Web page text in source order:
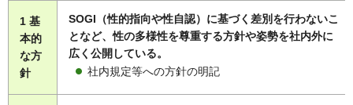
1 基
本的
な方
針
SOGI（性的指向や性自認）に基づく差別を行わないこ
となど、性の多様性を尊重する方針や姿勢を社内外に
広く公開している。
社内規定等への方針の明記